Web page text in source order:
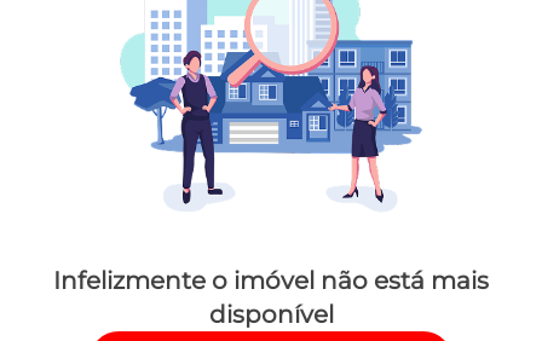
Infelizmente o imóvel não está mais
disponível